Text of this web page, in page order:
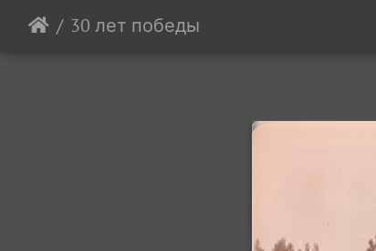
30 лет победы